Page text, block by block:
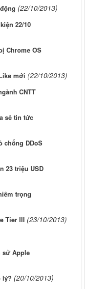
(22/10/2013)
22/10
Chrome OS
mới (22/10/2013)
CNTT
sẻ tin tức
chống DDoS
23 triệu USD
trọng
Tier III (23/10/2013)
sử Apple
lý? (20/10/2013)